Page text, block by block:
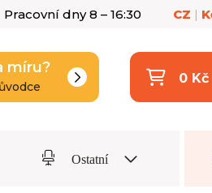
Pracovní dny 8 – 16:30 CZ |
míru?
0 Kč
Ostatní